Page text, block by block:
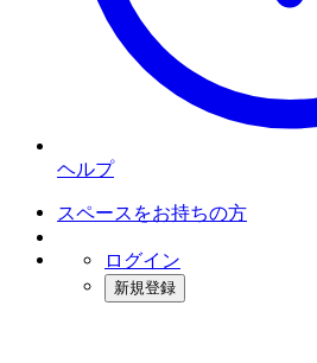
ヘルプ
スペースをお持ちの方
ログイン
新規登録